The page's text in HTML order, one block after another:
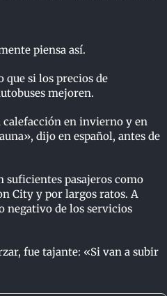
piensa así.
que si los precios de
mejoren.
calefacción en invierno y en
dijo en español, antes de
suficientes pasajeros como
City y por largos ratos. A
negativo de los servicios
fue tajante: «Si van a subir